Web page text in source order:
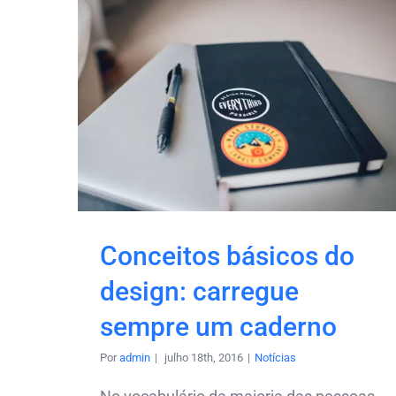
Conceitos básicos do
design: carregue
sempre um caderno
Poradmin | julho 18th, 2016 | Notícias